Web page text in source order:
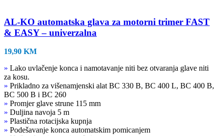
AL-KO automatska glava za motorni trimer FAST
& EASY – univerzalna
19,90 KM
» Lako uvlačenje konca i namotavanje niti bez otvaranja glave niti
za kosu.
» Prikladno za višenamjenski alat BC 330 B, BC 400 L, BC 400 B,
BC 500 B i BC 260
» Promjer glave strune 115 mm
» Duljina navoja 5 m
» Plastična rotacijska kupnja
» Podešavanje konca automatskim pomicanjem